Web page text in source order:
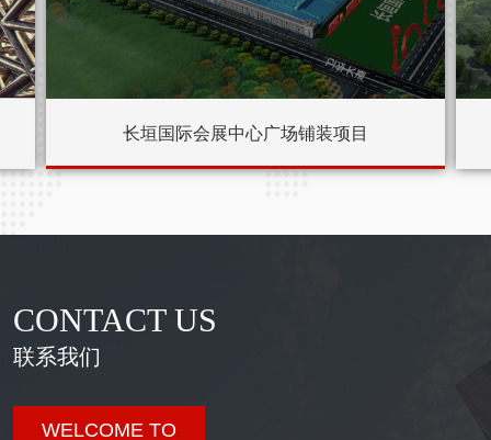
长垣国际会展中心广场铺装项目
CONTACT US
联系我们
WELCOME TO